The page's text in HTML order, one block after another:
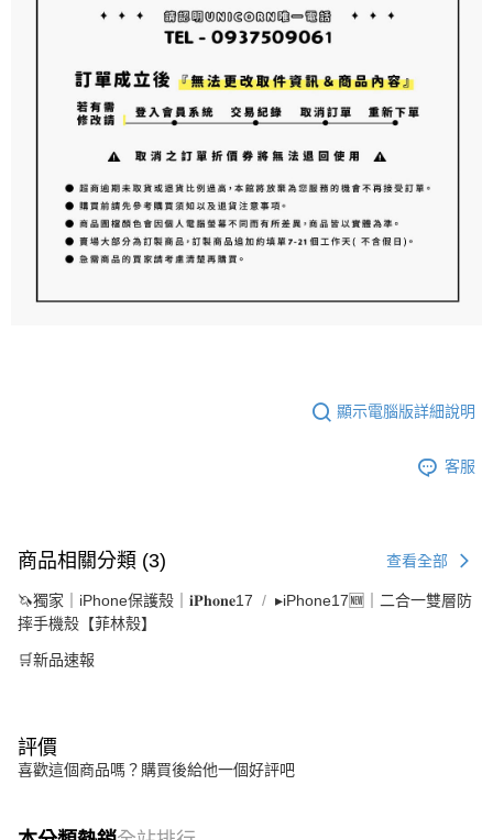
顯示電腦版詳細說明
客服
商品相關分類 (3) 查看全部
🦄獨家｜iPhone保護殼｜𝐢𝐏𝐡𝐨𝐧𝐞17
▸iPhone17🆕｜二合一雙層防
摔手機殼【菲林殼】
🛒新品速報
評價
喜歡這個商品嗎？購買後給他一個好評吧